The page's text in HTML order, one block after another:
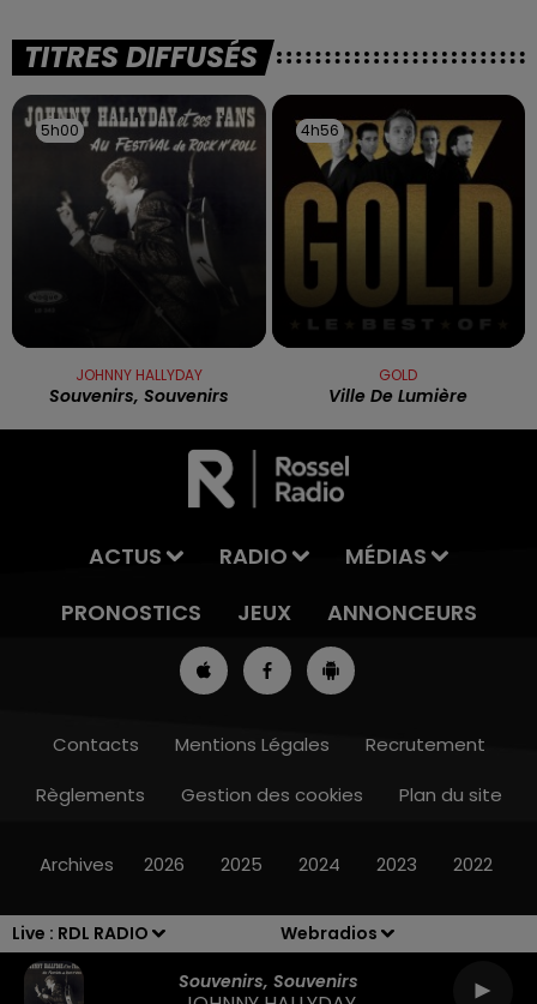
Live : RDL RADIO
Webradios
Souvenirs, Souvenirs
13h00 - 16h00
TITRES DIFFUSÉS
5h00
5h00
JOHNNY HALLYDAY
Souvenirs, Souvenirs
4h56
4h56
GOLD
Ville De Lumière
ACTUS RADIO
MÉDIAS
PRONOSTICS
JEUX ANNONCEURS
Contacts Mentions Légales
Recrutement
Règlements
Gestion des cookies Plan du site
Archives 2026 2025 2024 2023 2022